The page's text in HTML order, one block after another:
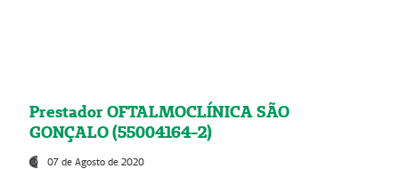
Prestador OFTALMOCLÍNICA SÃO
GONÇALO (55004164-2)
07 de Agosto de 2020